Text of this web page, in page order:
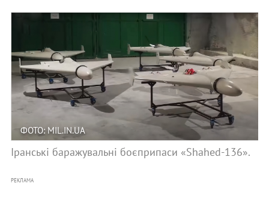
ФОТО: MIL.IN.UA
Іранські баражувальні боєприпаси «Shahed-136».
РЕКЛАМА